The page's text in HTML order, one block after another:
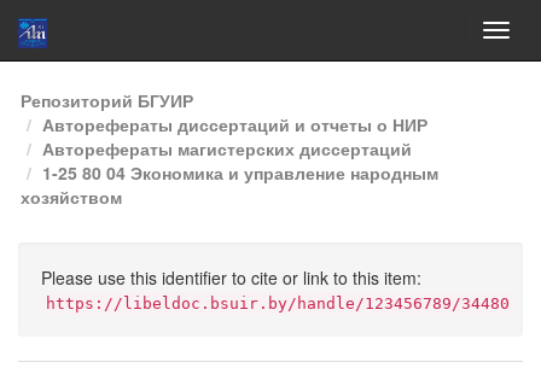
Skip
navigation
Репозиторий БГУИР
Авторефераты диссертаций и отчеты о НИР
Авторефераты магистерских диссертаций
1-25 80 04 Экономика и управление народным
хозяйством
Please use this identifier to cite or link to this item:
https://libeldoc.bsuir.by/handle/123456789/34480